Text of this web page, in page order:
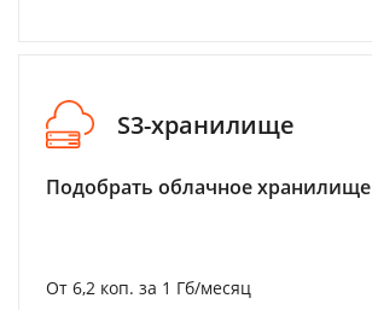
S3-хранилище
Подобрать облачное хранилище
От 6,2 коп. за 1 Гб/месяц